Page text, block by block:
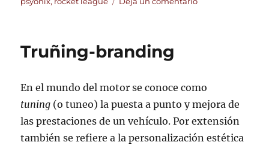
Truñing-branding
En el mundo del motor se conoce como
tuning (o tuneo) la puesta a punto y mejora de
las prestaciones de un vehículo. Por extensión
también se refiere a la personalización estética